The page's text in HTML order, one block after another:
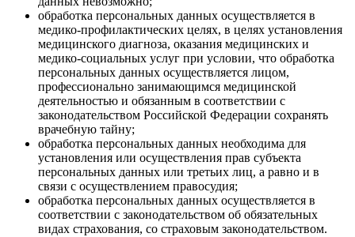
обработка персональных данных осуществляется в
медико-профилактических целях, в целях установления
медицинского диагноза, оказания медицинских и
медико-социальных услуг при условии, что обработка
персональных данных осуществляется лицом,
профессионально занимающимся медицинской
деятельностью и обязанным в соответствии с
законодательством Российской Федерации сохранять
врачебную тайну;
обработка персональных данных необходима для
установления или осуществления прав субъекта
персональных данных или третьих лиц, а равно и в
связи с осуществлением правосудия;
обработка персональных данных осуществляется в
соответствии с законодательством об обязательных
видах страхования, со страховым законодательством.